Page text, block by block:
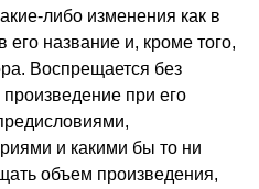
либо изменения как в
его название и, кроме того,
Воспрещается без
при его
и какими бы то ни
объем произве­дения,